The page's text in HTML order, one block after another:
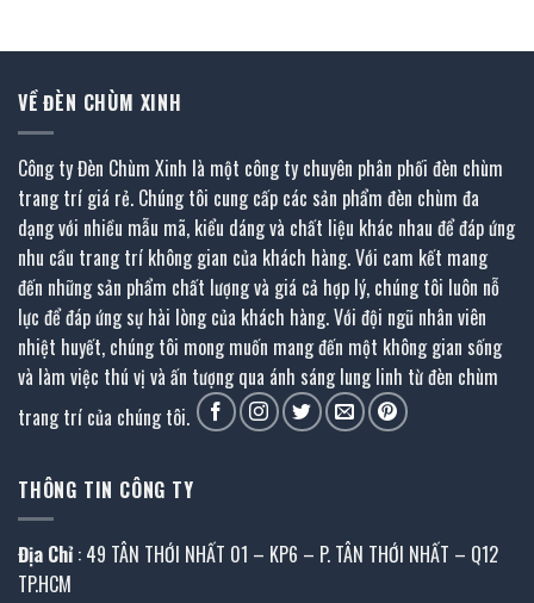
VỀ ĐÈN CHÙM XINH
Công ty Đèn Chùm Xinh là một công ty chuyên phân phối đèn chùm
trang trí giá rẻ. Chúng tôi cung cấp các sản phẩm đèn chùm đa
dạng với nhiều mẫu mã, kiểu dáng và chất liệu khác nhau để đáp ứng
nhu cầu trang trí không gian của khách hàng. Với cam kết mang
đến những sản phẩm chất lượng và giá cả hợp lý, chúng tôi luôn nỗ
lực để đáp ứng sự hài lòng của khách hàng. Với đội ngũ nhân viên
nhiệt huyết, chúng tôi mong muốn mang đến một không gian sống
và làm việc thú vị và ấn tượng qua ánh sáng lung linh từ đèn chùm
trang trí của chúng tôi.
THÔNG TIN CÔNG TY
Địa Chỉ : 49 TÂN THỚI NHẤT 01 – KP6 – P. TÂN THỚI NHẤT – Q12
TP.HCM